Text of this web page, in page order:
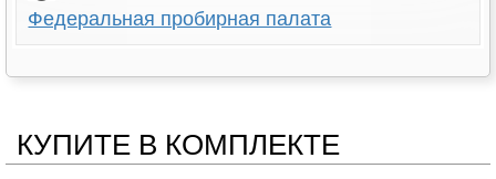
Федеральная пробирная палата
КУПИТЕ В КОМПЛЕКТЕ